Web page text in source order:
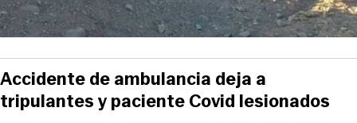
Accidente de ambulancia deja a
tripulantes y paciente Covid lesionados